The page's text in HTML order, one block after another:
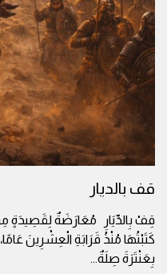
قف بالديار
قِفْ بِالدِّيَارِ مُعَارَضَةٌ لِقَصِيدَةٍ
كَتَبْتُهَا مُنْذُ قَرَابَةِ الْعِشْرِينَ
بِعَنْتَرَةَ صِلَةٌ...